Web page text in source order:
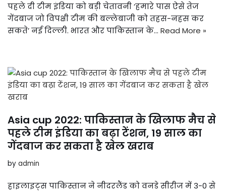
पहले दी टीम इंडिया को बड़ी चेतावनी ‘हमारे पास ऐसे तेज
गेंदबाज जो विपक्षी टीम की बल्लेबाजी को तहस-नहस कर
सकते’ नई दिल्ली. भारत और पाकिस्तान के… Read More »
Asia cup 2022: पाकिस्तान के खिलाफ मैच से
पहले टीम इंडिया का बढ़ा टेंशन, 19 साल का
गेंदबाज कर सकता है खेल खराब
by admin
हाइलाइट्स पाकिस्तान ने नीदरलैंड को वनडे सीरीज में 3-0 से